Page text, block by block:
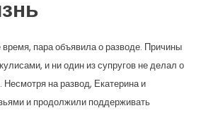
время, пара объявила о разводе. Причины
и ни один из супругов не делал о
на развод, Екатерина и
и продолжили поддерживать